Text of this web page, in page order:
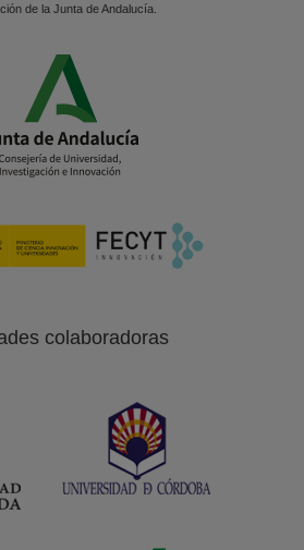
de la Junta de Andalucía.
colaboradoras